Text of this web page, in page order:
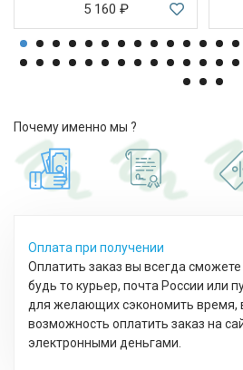
5 160 ₽
Почему именно мы ?
Оплата при получении
Оплатить заказ вы всегда
будь то курьер, почта России или
для желающих сэкономить время,
возможность оплатить заказ на
электронными деньгами.